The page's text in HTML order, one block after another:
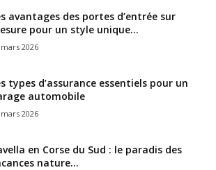
avantages des portes d’entrée sur
pour un style unique...
2026
types d’assurance essentiels pour un
automobile
mars 2026
en Corse du Sud : le paradis des
nature...